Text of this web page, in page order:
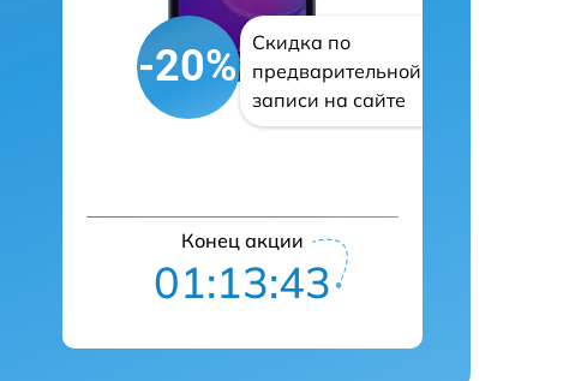
-20%
Скидка по
предварительной
записи на сайте
Конец акции
01:13:42